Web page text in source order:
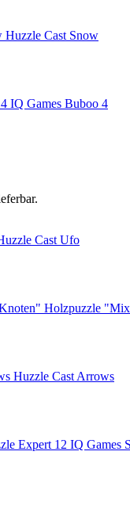
Huzzle Cast Snow
IQ Games Buboo 4
Cast Ufo
Holzpuzzle
Huzzle Cast Arrows
IQ Games